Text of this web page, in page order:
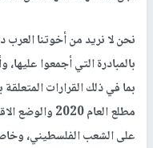
نحن لا نريد من أخوتنا
بالمبادرة التي أجمعوا عليها،
بما في ذلك القرارات
مطلع العام
على الشعب الفلسطيني،